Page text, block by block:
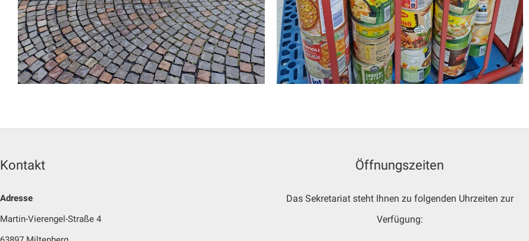
Kontakt
Adresse
Martin-Vierengel-Straße 4
Öffnungszeiten
Das Sekretariat steht Ihnen zu folgenden Uhrzeiten zur
Verfügung: